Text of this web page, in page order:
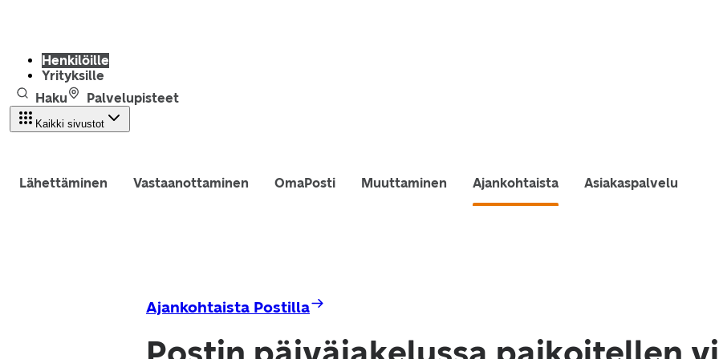
Henkilöille
Yrityksille
Haku
Palvelupisteet
Kaikki sivustot
Lähettäminen Vastaanottaminen OmaPosti Muuttaminen Ajankohtaista Asiakaspalvelu
Ajankohtaista Postilla